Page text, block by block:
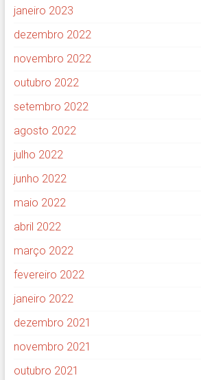
janeiro 2023
dezembro 2022
novembro 2022
outubro 2022
setembro 2022
agosto 2022
julho 2022
junho 2022
maio 2022
abril 2022
março 2022
fevereiro 2022
janeiro 2022
dezembro 2021
novembro 2021
outubro 2021